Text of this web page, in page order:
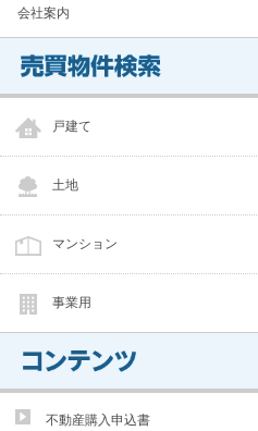
会社案内
戸建て
土地
マンション
事業用
不動産購入申込書